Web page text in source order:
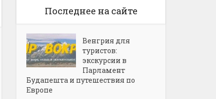
Последнее на сайте
Венгрия для
туристов:
экскурсии в
Парламент
Будапешта и путешествия по
Европе